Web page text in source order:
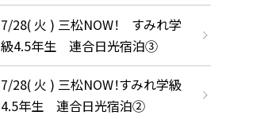
7/28( 火 ) 三松NOW！ すみれ学
級4.5年生 連合日光宿泊③
7/28( 火 ) 三松NOW！すみれ学級
4.5年生 連合日光宿泊②